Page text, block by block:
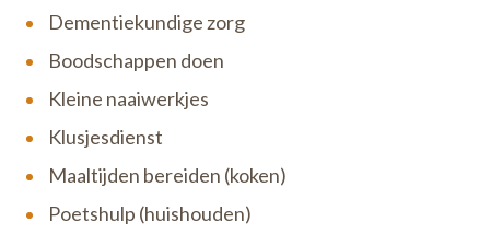
Dementiekundige zorg
Boodschappen doen
Kleine naaiwerkjes
Klusjesdienst
Maaltijden bereiden (koken)
Poetshulp (huishouden)